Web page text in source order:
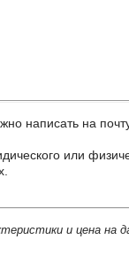
написать на
или
и цена на